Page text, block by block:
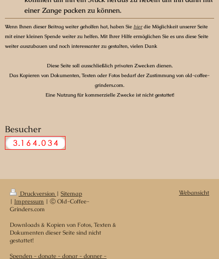
einer Zange packen zu können.
Wenn Ihnen dieser Beitrag weiter geholfen hat, haben Sie hierdie Möglichkeit unserer Seite
mit einer kleinen Spende weiter zu helfen. Mit Ihrer Hilfe ermöglichen Sie es uns diese Seite
weiter auszubauen und noch interessanter zu gestalten, vielen Dank
Diese Seite soll ausschließlich privaten Zwecken dienen.
Das Kopieren von Dokumenten, Texten oder Fotos bedarf der Zustimmung von old-coffee-
grinders.com.
Eine Nutzung für kommerzielle Zwecke ist nicht gestattet!
Besucher
Druckversion | Sitemap
| Impressum | Ⓒ Old-Coffee-
Grinders.com
Downloads & Kopien von Fotos, Texten &
Dokumenten dieser Seite sind nicht
gestattet!
Spenden - donate - donar - donner -
Webansicht